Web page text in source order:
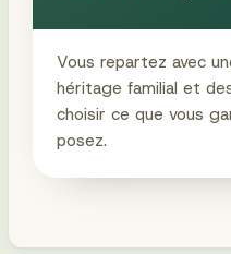
Vous repartez avec
héritage familial et
choisir ce que vous
posez.